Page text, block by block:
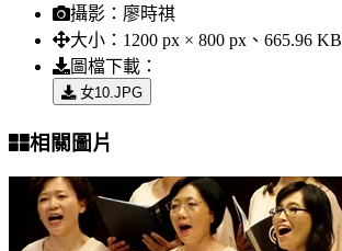
攝影： 廖時祺
大小： 1200 px × 800 px、665.96 KB
圖檔下載：
女10.JPG
相關圖片